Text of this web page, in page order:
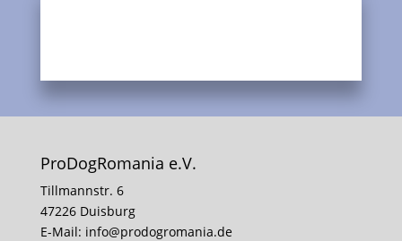
ProDogRomania e.V.
Tillmannstr. 6
47226 Duisburg
E-Mail: info@prodogromania.de